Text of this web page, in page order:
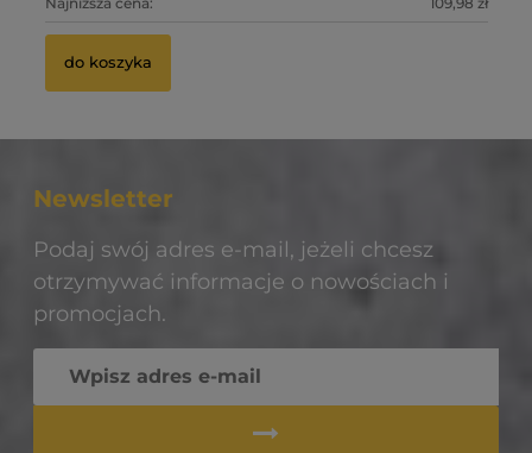
do koszyka
do koszyka
Newsletter
Podaj swój adres e-mail, jeżeli chcesz
otrzymywać informacje o nowościach i
promocjach.